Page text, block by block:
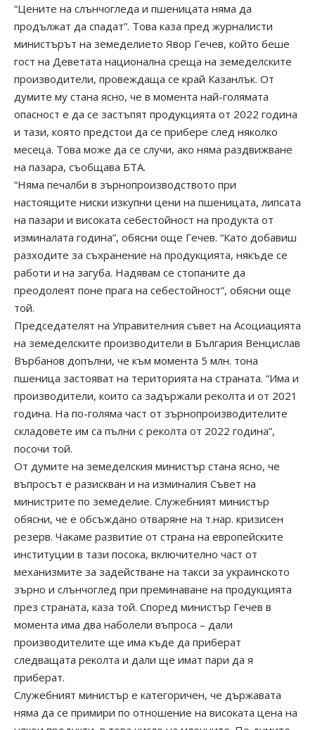
“Цените на слънчогледа и пшеницата няма да
продължат да спадат”. Това каза пред журналисти
министърът на земеделието Явор Гечев, който беше
гост на Деветата национална среща на земеделските
производители, провеждаща се край Казанлък. От
думите му стана ясно, че в момента най-голямата
опасност е да се застъпят продукцията от 2022 година
и тази, която предстои да се прибере след няколко
месеца. Това може да се случи, ако няма раздвижване
на пазара, съобщава БТА.
“Няма печалби в зърнопроизводството при
настоящите ниски изкупни цени на пшеницата, липсата
на пазари и високата себестойност на продукта от
изминалата година”, обясни още Гечев. “Като добавиш
разходите за съхранение на продукцията, някъде се
работи и на загуба. Надявам се стопаните да
преодолеят поне прага на себестойност”, обясни още
той.
Председателят на Управителния съвет на Асоциацията
на земеделските производители в България Венцислав
Върбанов допълни, че към момента 5 млн. тона
пшеница застояват на територията на страната. “Има и
производители, които са задържали реколта и от 2021
година. На по-голяма част от зърнопроизводителите
складовете им са пълни с реколта от 2022 година”,
посочи той.
От думите на земеделския министър стана ясно, че
въпросът е разискван и на изминалия Съвет на
министрите по земеделие. Служебният министър
обясни, че е обсъждано отваряне на т.нар. кризисен
резерв. Чакаме развитие от страна на европейските
институции в тази посока, включително част от
механизмите за задействане на такси за украинското
зърно и слънчоглед при преминаване на продукцията
през страната, каза той. Според министър Гечев в
момента има два наболели въпроса – дали
производителите ще има къде да приберат
следващата реколта и дали ще имат пари да я
приберат.
Служебният министър е категоричен, че държавата
няма да се примири по отношение на високата цена на